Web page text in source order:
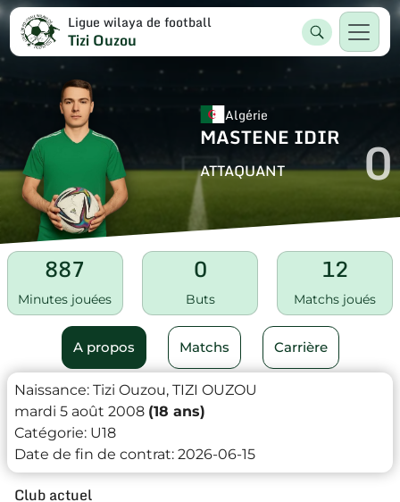
Ligue wilaya de football
Tizi Ouzou
Algérie
MASTENE IDIR
ATTAQUANT 0
887
Minutes jouées
0
Buts
12
Matchs joués
A propos Matchs Carrière
Naissance: Tizi Ouzou, TIZI OUZOU
mardi 5 août 2008 (18 ans)
Catégorie: U18
Date de fin de contrat: 2026-06-15
Club actuel